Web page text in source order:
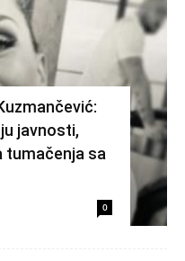
javnosti,
tumačenja sa
0